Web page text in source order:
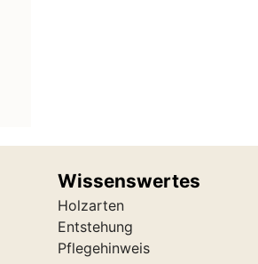
Wissenswertes
Holzarten
Entstehung
Pflegehinweis